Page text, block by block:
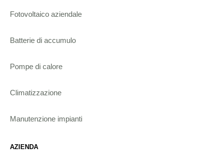
Fotovoltaico aziendale
Batterie di accumulo
Pompe di calore
Climatizzazione
Manutenzione impianti
AZIENDA